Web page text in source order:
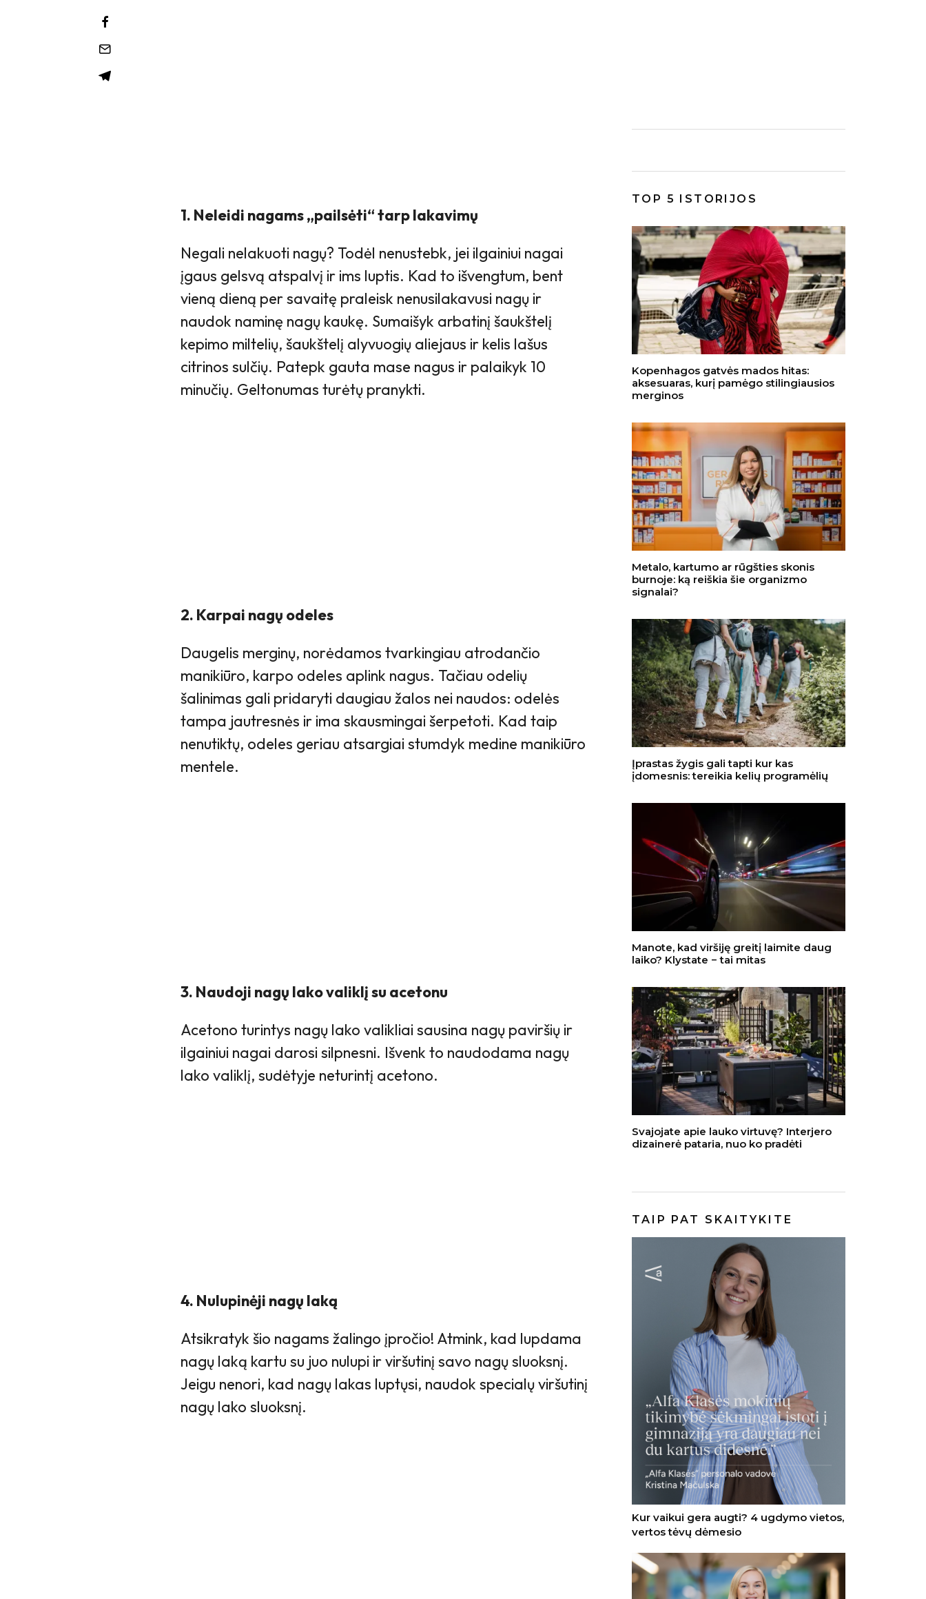
1. Neleidi nagams „pailsėti“ tarp lakavimų
Negali nelakuoti nagų? Todėl nenustebk, jei ilgainiui nagai
įgaus gelsvą atspalvį ir ims luptis. Kad to išvengtum, bent
vieną dieną per savaitę praleisk nenusilakavusi nagų ir
naudok naminę nagų kaukę. Sumaišyk arbatinį šaukštelį
kepimo miltelių, šaukštelį alyvuogių aliejaus ir kelis lašus
citrinos sulčių. Patepk gauta mase nagus ir palaikyk 10
minučių. Geltonumas turėtų pranykti.
2. Karpai nagų odeles
Daugelis merginų, norėdamos tvarkingiau atrodančio
manikiūro, karpo odeles aplink nagus. Tačiau odelių
šalinimas gali pridaryti daugiau žalos nei naudos: odelės
tampa jautresnės ir ima skausmingai šerpetoti. Kad taip
nenutiktų, odeles geriau atsargiai stumdyk medine manikiūro
mentele.
3. Naudoji nagų lako valiklį su acetonu
Acetono turintys nagų lako valikliai sausina nagų paviršių ir
ilgainiui nagai darosi silpnesni. Išvenk to naudodama nagų
lako valiklį, sudėtyje neturintį acetono.
4. Nulupinėji nagų laką
Atsikratyk šio nagams žalingo įpročio! Atmink, kad lupdama
nagų laką kartu su juo nulupi ir viršutinį savo nagų sluoksnį.
Jeigu nenori, kad nagų lakas luptųsi, naudok specialų viršutinį
nagų lako sluoksnį.
TOP 5 ISTORIJOS
Kopenhagos gatvės mados hitas:
aksesuaras, kurį pamėgo stilingiausios
merginos
Metalo, kartumo ar rūgšties skonis
burnoje: ką reiškia šie organizmo
signalai?
Įprastas žygis gali tapti kur kas
įdomesnis: tereikia kelių programėlių
Manote, kad viršiję greitį laimite daug
laiko? Klystate − tai mitas
Svajojate apie lauko virtuvę? Interjero
dizainerė pataria, nuo ko pradėti
TAIP PAT SKAITYKITE
Kur vaikui gera augti? 4 ugdymo vietos,
vertos tėvų dėmesio